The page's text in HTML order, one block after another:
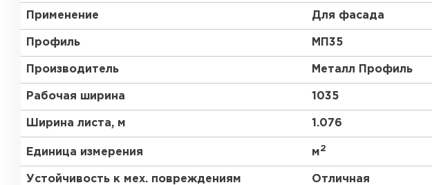
Применение Для фасада
Профиль МП35
Производитель Металл Профиль
Рабочая ширина 1035
Ширина листа, м 1.076
Единица измерения м2
Устойчивость к мех. повреждениям Отличная